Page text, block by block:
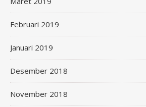
Februari 2019
Januari 2019
Desember 2018
November 2018